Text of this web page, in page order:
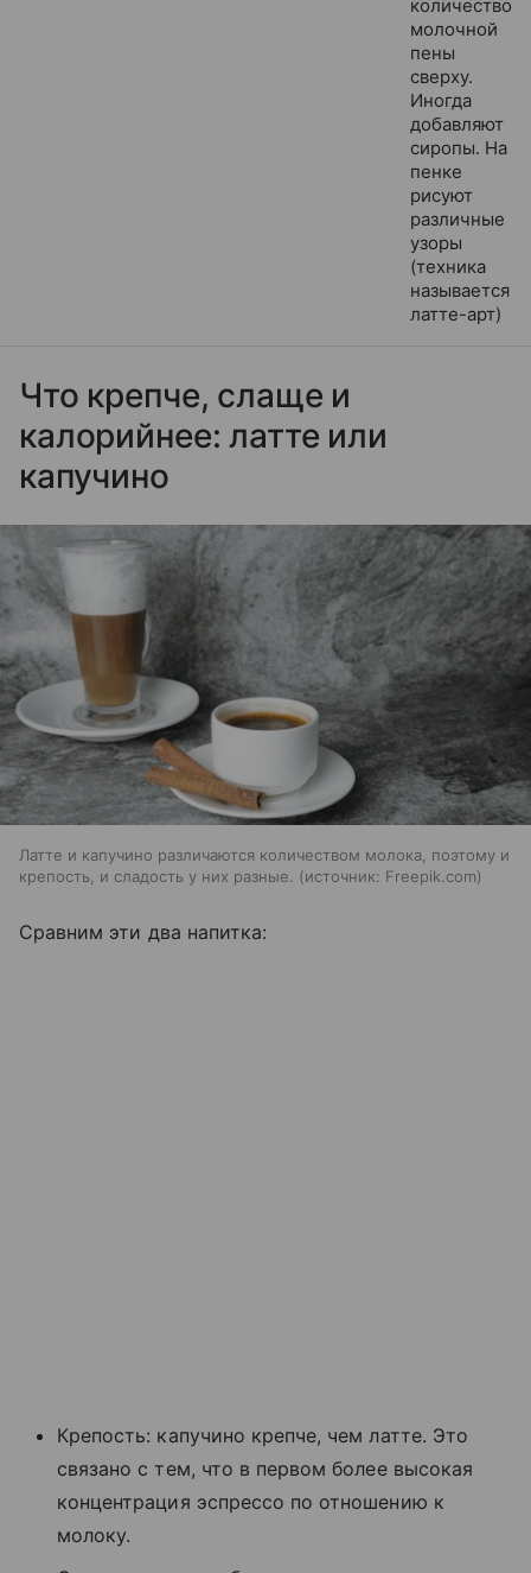
количество
молочной
пены
сверху.
Иногда
добавляют
сиропы. На
пенке
рисуют
различные
узоры
(техника
называется
латте-арт)
Что крепче, слаще и
калорийнее: латте или
капучино
Латте и капучино различаются количеством молока, поэтому и
крепость, и сладость у них разные.
источник: Freepik.com
Сравним эти два напитка:
Крепость: капучино крепче, чем латте. Это
связано с тем, что в первом более высокая
концентрация эспрессо по отношению к
молоку.